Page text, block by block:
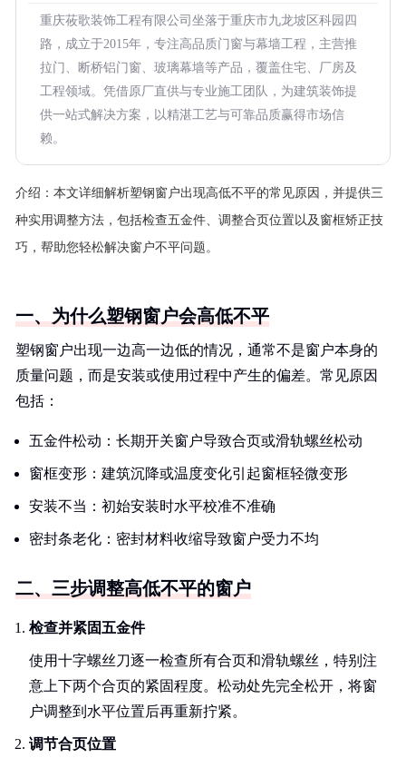
重庆莜歌装饰工程有限公司坐落于重庆市九龙坡区科园四
路，成立于2015年，专注高品质门窗与幕墙工程，主营推
拉门、断桥铝门窗、玻璃幕墙等产品，覆盖住宅、厂房及
工程领域。凭借原厂直供与专业施工团队，为建筑装饰提
供一站式解决方案，以精湛工艺与可靠品质赢得市场信
赖。
介绍： 本文详细解析塑钢窗户出现高低不平的常见原因，并提供三
种实用调整方法，包括检查五金件、调整合页位置以及窗框矫正技
巧，帮助您轻松解决窗户不平问题。
一、为什么塑钢窗户会高低不平
塑钢窗户出现一边高一边低的情况，通常不是窗户本身的
质量问题，而是安装或使用过程中产生的偏差。常见原因
包括：
五金件松动：长期开关窗户导致合页或滑轨螺丝松动
窗框变形：建筑沉降或温度变化引起窗框轻微变形
安装不当：初始安装时水平校准不准确
密封条老化：密封材料收缩导致窗户受力不均
二、三步调整高低不平的窗户
检查并紧固五金件
使用十字螺丝刀逐一检查所有合页和滑轨螺丝，特别注
意上下两个合页的紧固程度。松动处先完全松开，将窗
户调整到水平位置后再重新拧紧。
调节合页位置